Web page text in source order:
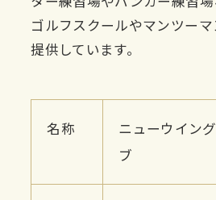
ゴルフスクールやマンツー
提供しています。
名称
ニューウイン
ブ